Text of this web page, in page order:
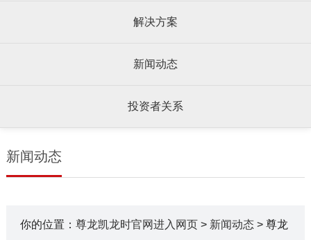
解决方案
新闻动态
投资者关系
新闻动态
你的位置： 尊龙凯龙时官网进入网页 > 新闻动态 > 尊龙